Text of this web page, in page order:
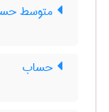
متوسط
حساب